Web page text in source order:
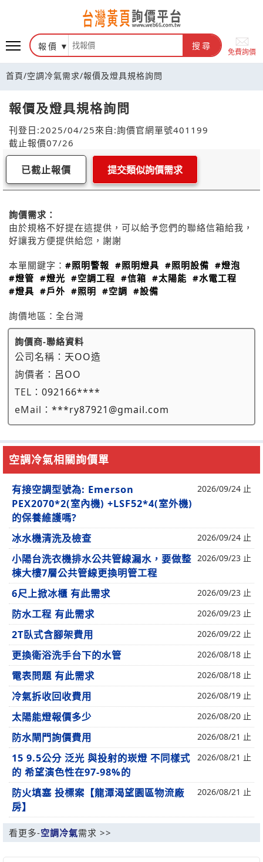
報價 搜尋
免費詢價
首頁/空調冷氣需求/報價及燈具規格詢問
報價及燈具規格詢問
刊登日:2025/04/25來自:詢價官網單號401199
截止報價07/26
已截止報價 提交類似詢價需求
詢價需求：
由於規格不好提在這提供，可以給予您們的聯絡信箱給我，
好讓我方便提供給您，謝謝
本單關鍵字： #照明警報 #照明燈具 #照明設備 #燈泡
#燈管 #燈光 #空調工程 #信箱 #太陽能 #水電工程
#燈具 #戶外 #照明 #空調 #設備
詢價地區： 全台灣
詢價商-聯絡資料
公司名稱： 天OO造
詢價者： 呂OO
TEL： 092166****
eMail： ***ry87921@gmail.com
空調冷氣相關詢價單
有接空調型號為: Emerson
PEX2070*2(室內機) +LSF52*4(室外機)
的保養維護嗎?
2026/09/24 止
冰水機清洗及檢查 2026/09/24 止
小陽台洗衣機排水公共管線漏水，要做整
棟大樓7層公共管線更換明管工程
2026/09/23 止
6尺上掀冰櫃 有此需求 2026/09/23 止
防水工程 有此需求 2026/09/23 止
2T臥式含腳架費用 2026/09/22 止
更換衛浴洗手台下的水管 2026/08/18 止
電表問題 有此需求 2026/08/18 止
冷氣拆收回收費用 2026/08/19 止
太陽能燈報價多少 2026/08/20 止
防水閘門詢價費用 2026/08/21 止
15 9.5公分 泛光 與投射的崁燈 不同樣式
的 希望演色性在97-98%的
2026/08/21 止
防火填塞 投標案【龍潭渴望園區物流廠
房】
2026/08/21 止
看更多-空調冷氣需求 >>